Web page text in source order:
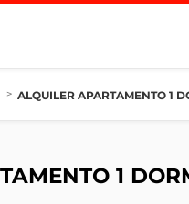
> ALQUILER APARTAMENTO 1
1